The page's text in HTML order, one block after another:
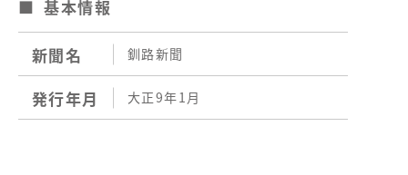
基本情報
新聞名 釧路新聞
発行年月 大正9年1月